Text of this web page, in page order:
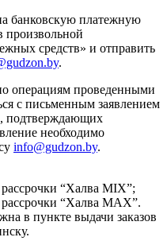
банковскую платежную
произвольной
средств» и отправить
.
операциям проведенными
с письменным заявлением
подтверждающих
необходимо
info@gudzon.by.
“Халва MIX”;
“Халва MAX”.
в пункте выдачи заказов